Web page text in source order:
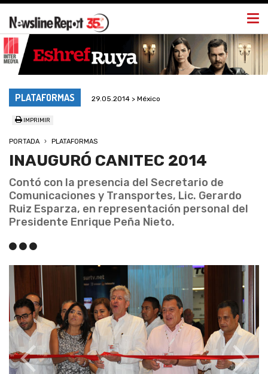
PLATAFORMAS 29.05.2014 > México
IMPRIMIR
PORTADA PLATAFORMAS
INAUGURÓ CANITEC 2014
Contó con la presencia del Secretario de
Comunicaciones y Transportes, Lic. Gerardo
Ruiz Esparza, en representación personal del
Presidente Enrique Peña Nieto.